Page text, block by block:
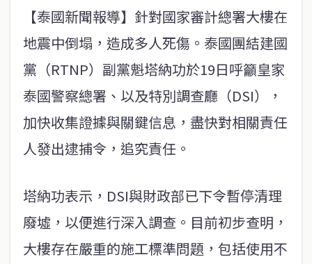
【泰國新聞報導】針對國家審計總署大樓在
地震中倒塌，造成多人死傷。泰國團結建國
黨（RTNP）副黨魁塔納功於19日呼籲皇家
泰國警察總署、以及特別調查廳（DSI），
加快收集證據與關鍵信息，盡快對相關責任
人發出逮捕令，追究責任。
塔納功表示，DSI與財政部已下令暫停清理
廢墟，以便進行深入調查。目前初步查明，
大樓存在嚴重的施工標準問題，包括使用不